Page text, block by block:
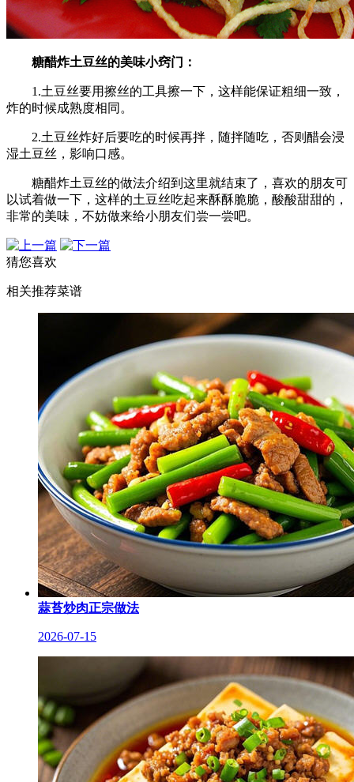
糖醋炸土豆丝的美味小窍门：
1.土豆丝要用擦丝的工具擦一下，这样能保证粗细一致，
炸的时候成熟度相同。
2.土豆丝炸好后要吃的时候再拌，随拌随吃，否则醋会浸
湿土豆丝，影响口感。
糖醋炸土豆丝的做法介绍到这里就结束了，喜欢的朋友可
以试着做一下，这样的土豆丝吃起来酥酥脆脆，酸酸甜甜的，
非常的美味，不妨做来给小朋友们尝一尝吧。
猜您喜欢
相关推荐菜谱
蒜苔炒肉正宗做法
2026-07-15